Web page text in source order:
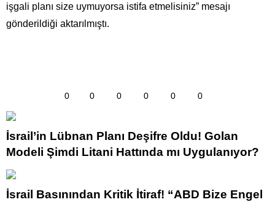
işgali planı size uymuyorsa istifa etmelisiniz” mesajı
gönderildiği aktarılmıştı.
0 0 0 0 0 0
İsrail’in Lübnan Planı Deşifre Oldu! Golan
Modeli Şimdi Litani Hattında mı Uygulanıyor?
İsrail Basınından Kritik İtiraf! “ABD Bize Engel